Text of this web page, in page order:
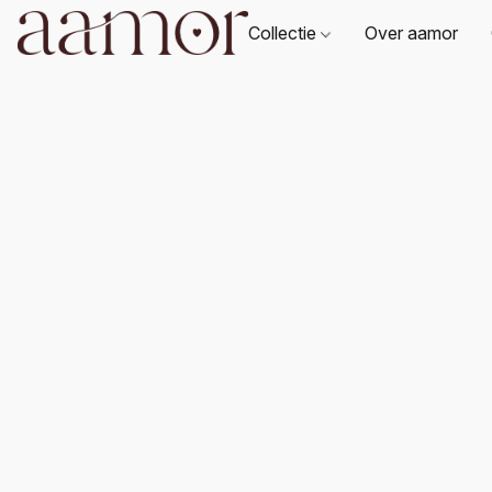
Collectie Over aamor